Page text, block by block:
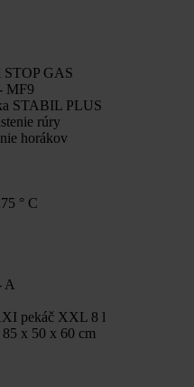
STOP GAS
MF9
STABIL PLUS
rúry
horákov
° C
A
pekáč XXL 8 l
x 50 x 60 cm